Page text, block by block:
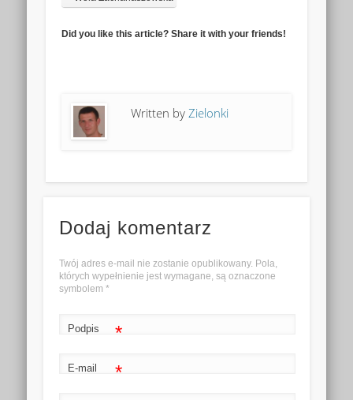
Did you like this article? Share it with your friends!
Written byZielonki
Dodaj komentarz
Twój adres e-mail nie zostanie opublikowany. Pola,
których wypełnienie jest wymagane, są oznaczone
symbolem *
Podpis *
E-mail *